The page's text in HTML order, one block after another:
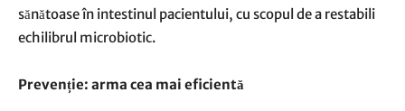
sănătoase în intestinul pacientului, cu scopul de a restabili
echilibrul microbiotic.
Prevenție: arma cea mai eficientă